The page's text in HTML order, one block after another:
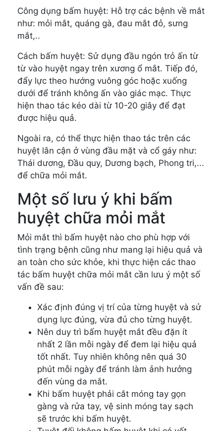
Công dụng bấm huyệt: Hỗ trợ các bệnh về mắt
như: mỏi mắt, quáng gà, đau mắt đỏ, sưng
mắt,..
Cách bấm huyệt: Sử dụng đầu ngón trỏ ấn từ
từ vào huyệt ngay trên xương ổ mắt. Tiếp đó,
đẩy lực theo hướng vuông góc hoặc xuống
dưới để tránh không ấn vào giác mạc. Thực
hiện thao tác kéo dài từ 10-20 giây để đạt
được hiệu quả.
Ngoài ra, có thể thực hiện thao tác trên các
huyệt lân cận ở vùng đầu mặt và cổ gáy như:
Thái dương, Đầu quy, Dương bạch, Phong tri,...
để chữa mỏi mắt.
Một số lưu ý khi bấm
huyệt chữa mỏi mắt
Mỏi mắt thì bấm huyệt nào cho phù hợp với
tình trạng bệnh cũng như mang lại hiệu quả và
an toàn cho sức khỏe, khi thực hiện các thao
tác bấm huyệt chữa mỏi mắt cần lưu ý một số
vấn đề sau:
Xác định đúng vị trí của từng huyệt và sử
dụng lực đúng, vừa đủ cho từng huyệt.
Nên duy trì bấm huyệt mắt đều đặn ít
nhất 2 lần mỗi ngày để đem lại hiệu quả
tốt nhất. Tuy nhiên không nên quá 30
phút mỗi ngày để tránh làm ảnh hưởng
đến vùng da mắt.
Khi bấm huyệt phải cắt móng tay gọn
gàng và rửa tay, vệ sinh móng tay sạch
sẽ trước khi bấm huyệt.